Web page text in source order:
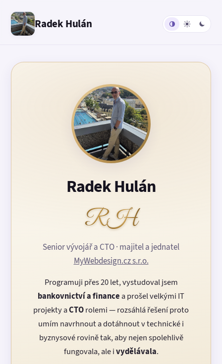
Radek Hulán
Radek Hulán
RH
Senior vývojář a CTO · majitel a jednatel
MyWebdesign.cz s.r.o.
Programuji přes 20 let, vystudoval jsem
bankovnictví a finance a prošel velkými IT
projekty aCTOrolemi — rozsáhlá řešení proto
umím navrhnout a dotáhnout v technické i
byznysové rovině tak, aby nejen spolehlivě
fungovala, ale ivydělávala.